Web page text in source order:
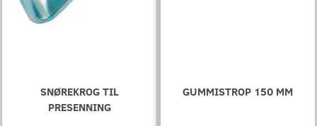
SNØREKROG TIL
PRESENNING
GUMMISTROP 150 MM